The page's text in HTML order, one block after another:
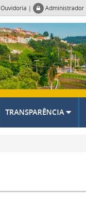
Ouvidoria | Administrador
TRANSPARÊNCIA